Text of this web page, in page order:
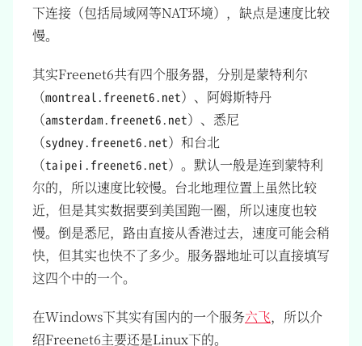
下连接（包括局域网等NAT环境），缺点是速度比较
慢。
其实Freenet6共有四个服务器，分别是蒙特利尔
（montreal.freenet6.net）、阿姆斯特丹
（amsterdam.freenet6.net）、悉尼
（sydney.freenet6.net）和台北
（taipei.freenet6.net）。默认一般是连到蒙特利
尔的，所以速度比较慢。台北地理位置上虽然比较
近，但是其实数据要到美国跑一圈，所以速度也较
慢。倒是悉尼，路由直接从香港过去，速度可能会稍
快，但其实也快不了多少。服务器地址可以直接填写
这四个中的一个。
在Windows下其实有国内的一个服务六飞，所以介
绍Freenet6主要还是Linux下的。